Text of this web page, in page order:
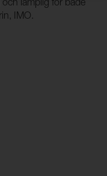
lämplig för både
IMO.